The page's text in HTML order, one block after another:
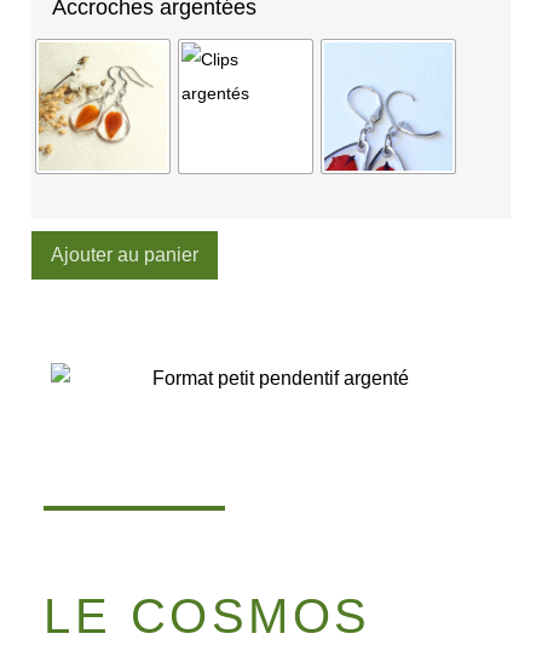
Accroches argentées
Ajouter au panier
LE COSMOS